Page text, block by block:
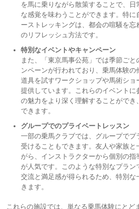
を馬に乗りながら散策することで、日
な感覚を味わうことができます。特に
ーストレッキングは、都会の喧騒を忘
のリフレッシュ方法です。
特別なイベントやキャンペーン
また、「東京馬事公苑」では季節ごと
ンペーンが行われており、乗馬体験の
道具を試すワークショップや馬術ショ
提供しています。これらのイベントに
の魅力をより深く理解することができ
できます。
グループでのプライベートレッスン
一部の乗馬クラブでは、グループでプ
受けることもできます。友人や家族と
がら、インストラクターから個別の指
が人気です。このような特別なプラン
交流と満足感が得られるため、特別な
きます。
これらの施設では、単なる乗馬体験にとど